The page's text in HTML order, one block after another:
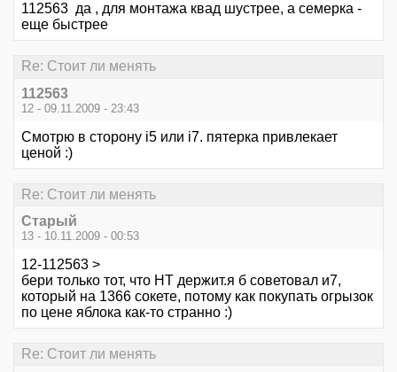
112563 да , для монтажа квад шустрее, а семерка -
еще быстрее
Re: Стоит ли менять
112563
12 - 09.11.2009 - 23:43
Смотрю в сторону i5 или i7. пятерка привлекает
ценой :)
Re: Стоит ли менять
Старый
13 - 10.11.2009 - 00:53
12-112563 >
бери только тот, что НТ держит.я б советовал и7,
который на 1366 сокете, потому как покупать огрызок
по цене яблока как-то странно :)
Re: Стоит ли менять